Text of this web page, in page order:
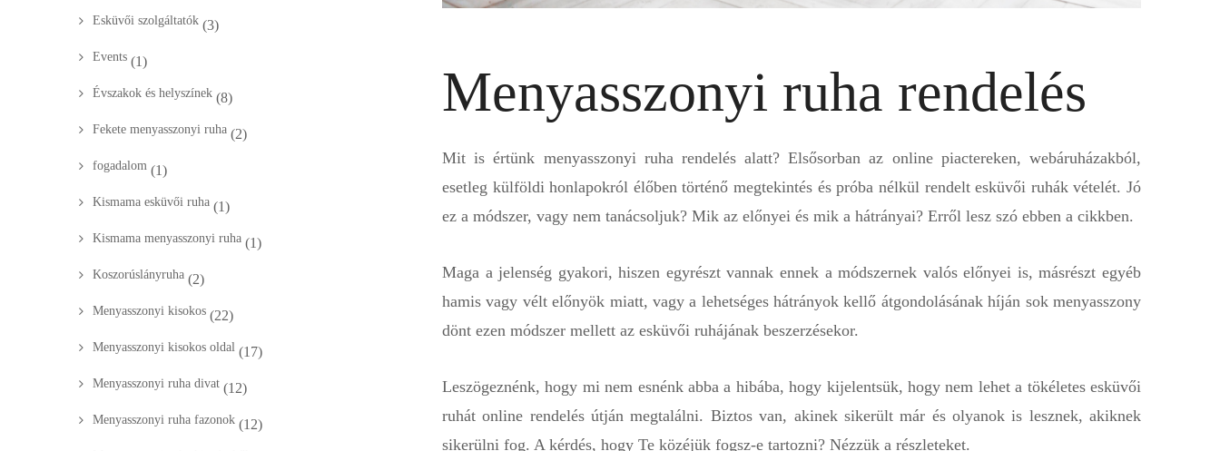
Menyasszonyi ruha rendelés
Mit is értünk menyasszonyi ruha rendelés alatt? Elsősorban az online piactereken, webáruházakból,
esetleg külföldi honlapokról élőben történő megtekintés és próba nélkül rendelt esküvői ruhák vételét. Jó
ez a módszer, vagy nem tanácsoljuk? Mik az előnyei és mik a hátrányai? Erről lesz szó ebben a cikkben.
Maga a jelenség gyakori, hiszen egyrészt vannak ennek a módszernek valós előnyei is, másrészt egyéb
hamis vagy vélt előnyök miatt, vagy a lehetséges hátrányok kellő átgondolásának híján sok menyasszony
dönt ezen módszer mellett az esküvői ruhájának beszerzésekor.
Leszögeznénk, hogy mi nem esnénk abba a hibába, hogy kijelentsük, hogy nem lehet a tökéletes esküvői
ruhát online rendelés útján megtalálni. Biztos van, akinek sikerült már és olyanok is lesznek, akiknek
sikerülni fog. A kérdés, hogy Te közéjük fogsz-e tartozni? Nézzük a részleteket.
Esküvői szolgáltatók (3)
Events (1)
Évszakok és helyszínek (8)
Fekete menyasszonyi ruha (2)
fogadalom (1)
Kismama esküvői ruha (1)
Kismama menyasszonyi ruha (1)
Koszorúslányruha (2)
Menyasszonyi kisokos (22)
Menyasszonyi kisokos oldal (17)
Menyasszonyi ruha divat (12)
Menyasszonyi ruha fazonok (12)